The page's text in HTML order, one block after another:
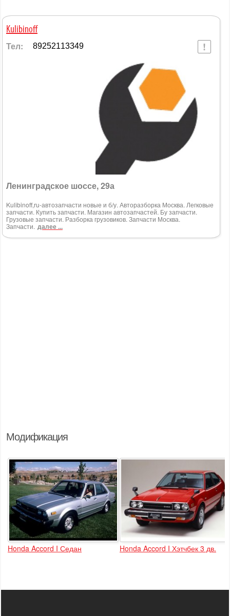
Модификация
Honda Accord I Седан Honda Accord I Хэтчбек 3 дв.
Kulibinoff
Тел: 89252113349
Ленинградское шоссе, 29а
Kulibinoff,ru-автозапчасти новые и б/у. Авторазборка Москва. Легковые
запчасти. Купить запчасти. Магазин автозапчастей. Бу запчасти.
Грузовые запчасти. Разборка грузовиков. Запчасти Москва.
Запчасти. далее ...